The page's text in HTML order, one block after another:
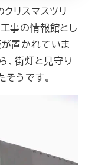
リスマスツリ
事の情報館とし
置かれていま
、街灯と見守り
うです。